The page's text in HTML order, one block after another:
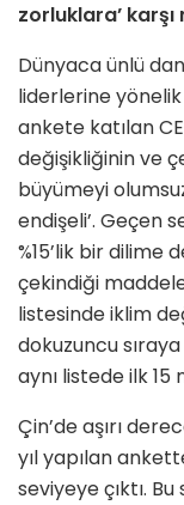
zorluklara’
Dünyaca ünlü
liderlerine
ankete katılan
değişikliğinin ve
büyümeyi
endişeli’. Geçen
%15’lik bir dilime
çekindiği
listesinde iklim
dokuzuncu
aynı listede ilk 15
Çin’de aşırı
yıl yapılan
seviyeye çıktı.